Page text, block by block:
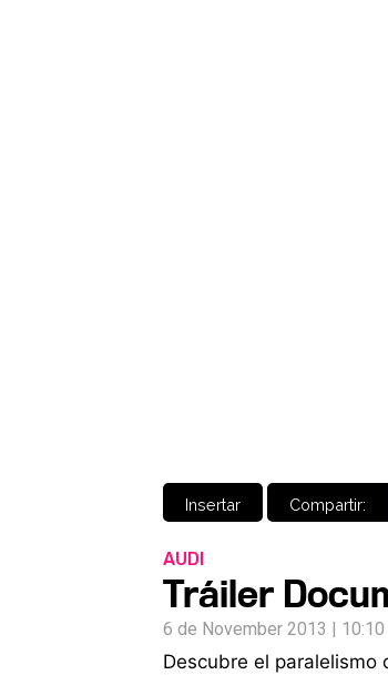
Insertar Compartir:
AUDI
Tráiler
6 de November 2013 | 10:10
Descubre el paralelismo